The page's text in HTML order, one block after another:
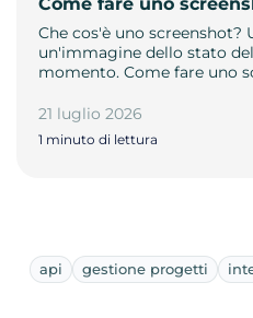
Che cos'è uno screenshot?
un'immagine dello stato
momento. Come fare uno
21 luglio 2026
1 minuto di lettura
api gestione progetti